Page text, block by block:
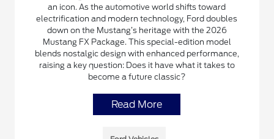
an icon. As the automotive world shifts toward
electrification and modern technology, Ford doubles
down on the Mustang’s heritage with the 2026
Mustang FX Package. This special-edition model
blends nostalgic design with enhanced performance,
raising a key question: Does it have what it takes to
become a future classic?
Read More